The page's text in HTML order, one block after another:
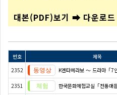
대본(PDF)보기 ➡ 다운로드
번호 제목
2352
K엔타메라보 ～ 드라마「7
2351 한국문화체험교실「전통매